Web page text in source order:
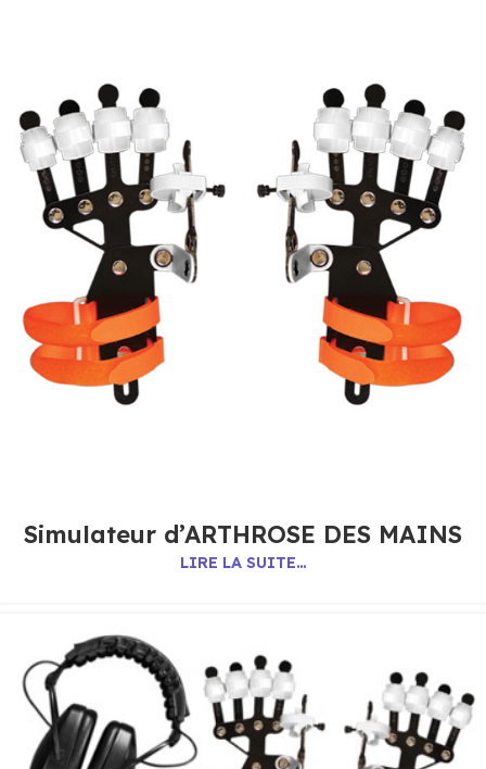
Simulateur d’ARTHROSE DES MAINS
LIRE LA SUITE…